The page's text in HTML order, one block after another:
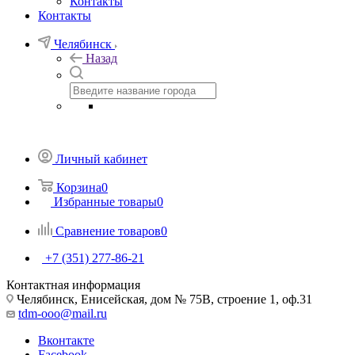
Контакты
Челябинск
Назад
Личный кабинет
Корзина0
Избранные товары0
Сравнение товаров0
+7 (351) 277-86-21
Контактная информация
Челябинск, Енисейская, дом № 75В, строение 1, оф.31
tdm-ooo@mail.ru
Вконтакте